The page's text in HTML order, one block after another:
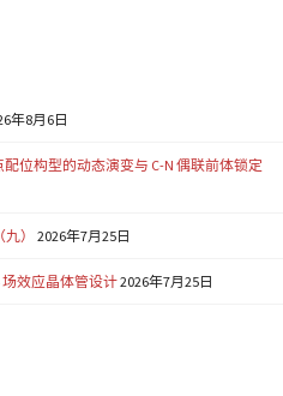
年8月6日
位构型的动态演变与 C-N 偶联前体锁定
） 2026年7月25日
场效应晶体管设计2026年7月25日